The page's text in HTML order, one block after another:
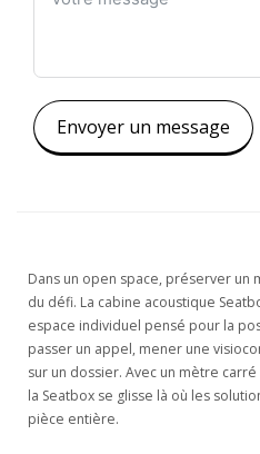
Envoyer un message
Dans un open space, préserver un
du défi. La cabine acoustique
espace individuel pensé pour la
passer un appel, mener une
sur un dossier. Avec un mètre
la Seatbox se glisse là où les
pièce entière.